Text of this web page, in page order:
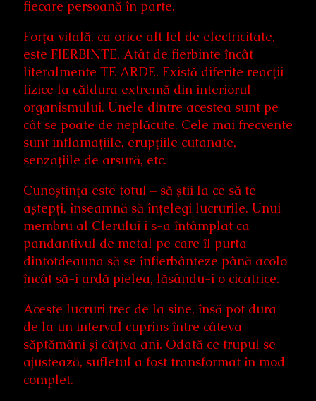
fiecare persoană în parte.
Forța vitală, ca orice alt fel de electricitate,
este FIERBINTE. Atât de fierbinte încât
literalmente TE ARDE. Există diferite reacții
fizice la căldura extremă din interiorul
organismului. Unele dintre acestea sunt pe
cât se poate de neplăcute. Cele mai frecvente
sunt inflamațiile, erupțiile cutanate,
senzațiile de arsură, etc.
Cunoștința este totul – să știi la ce să te
aștepți, înseamnă să înțelegi lucrurile. Unui
membru al Clerului i s-a întâmplat ca
pandantivul de metal pe care îl purta
dintotdeauna să se înfierbânteze până acolo
încât să-i ardă pielea, lăsându-i o cicatrice.
Aceste lucruri trec de la sine, însă pot dura
de la un interval cuprins între câteva
săptămâni și câțiva ani. Odată ce trupul se
ajustează, sufletul a fost transformat în mod
complet.